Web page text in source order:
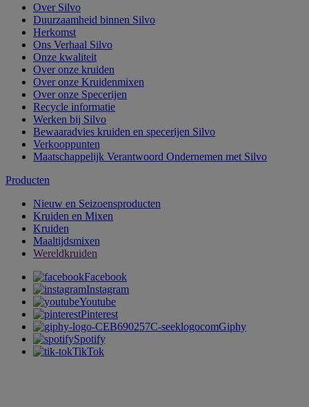
Over Silvo
Duurzaamheid binnen Silvo
Herkomst
Ons Verhaal Silvo
Onze kwaliteit
Over onze kruiden
Over onze Kruidenmixen
Over onze Specerijen
Recycle informatie
Werken bij Silvo
Bewaaradvies kruiden en specerijen Silvo
Verkooppunten
Maatschappelijk Verantwoord Ondernemen met Silvo
Producten
Nieuw en Seizoensproducten
Kruiden en Mixen
Kruiden
Maaltijdsmixen
Wereldkruiden
Facebook
Instagram
Youtube
Pinterest
Giphy
Spotify
TikTok